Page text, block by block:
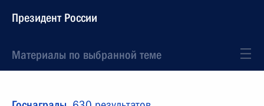
Президент России
Материалы по выбранной теме